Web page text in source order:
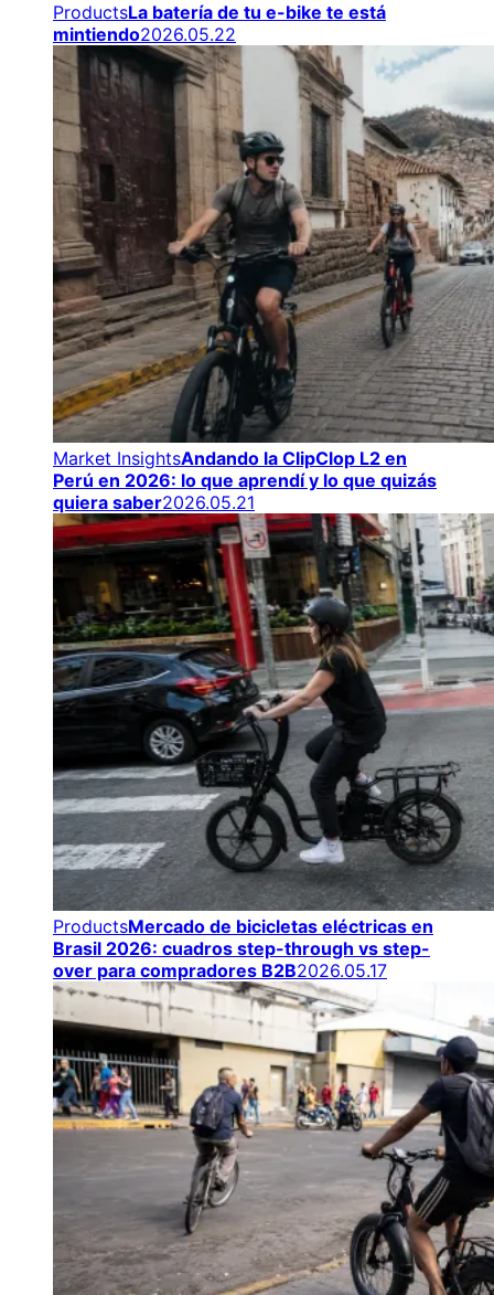
ProductsLa batería de tu e-bike te está
mintiendo2026.05.22
Market InsightsAndando la ClipClop L2 en
Perú en 2026: lo que aprendí y lo que quizás
quiera saber2026.05.21
ProductsMercado de bicicletas eléctricas en
Brasil 2026: cuadros step-through vs step-
over para compradores B2B2026.05.17